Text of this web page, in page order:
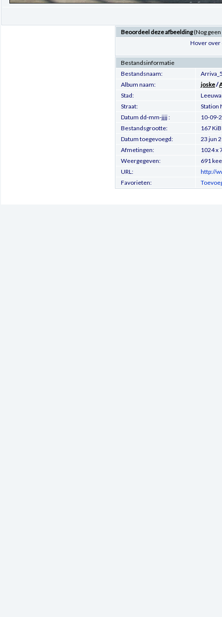
Beoordeel deze afbeelding(Nog
Hover over
Bestandsinformatie
Bestandsnaam:
Album naam:
joske/
Stad:
Straat:
Station
Datum dd-mm-jjjj :
10-09-
Bestandsgrootte:
167 KiB
Datum toegevoegd:
23 jun
Afmetingen:
1024 x
Weergegeven:
691
URL:
http://
Favorieten: